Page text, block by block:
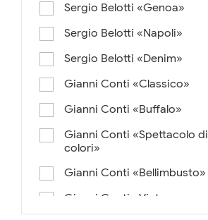
Sergio Belotti «Genoa»
Sergio Belotti «Napoli»
Sergio Belotti «Denim»
Gianni Conti «Classico»
Gianni Conti «Buffalo»
Gianni Conti «Spettacolo di
colori»
Gianni Conti «Bellimbusto»
Gianni Conti «Vintage»